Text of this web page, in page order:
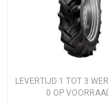
LEVERTIJD 1 TOT 3
0 OP